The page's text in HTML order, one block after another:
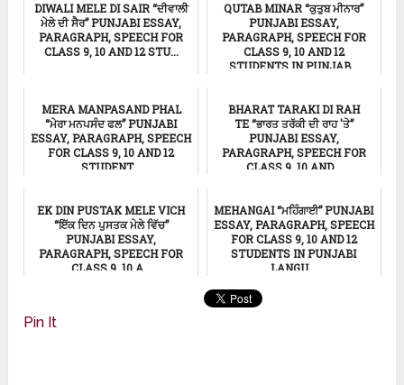
DIWALI MELE DI SAIR “ਦੀਵਾਲੀ
ਮੇਲੇ ਦੀ ਸੈਰ” PUNJABI ESSAY,
PARAGRAPH, SPEECH FOR
CLASS 9, 10 AND 12 STU...
QUTAB MINAR “ਕੁਤੁਬ ਮੀਨਾਰ”
PUNJABI ESSAY,
PARAGRAPH, SPEECH FOR
CLASS 9, 10 AND 12
STUDENTS IN PUNJAB...
MERA MANPASAND PHAL
“ਮੇਰਾ ਮਨਪਸੰਦ ਫਲ” PUNJABI
ESSAY, PARAGRAPH, SPEECH
FOR CLASS 9, 10 AND 12
STUDENT...
BHARAT TARAKI DI RAH
TE “ਭਾਰਤ ਤਰੱਕੀ ਦੀ ਰਾਹ 'ਤੇ”
PUNJABI ESSAY,
PARAGRAPH, SPEECH FOR
CLASS 9, 10 AND...
EK DIN PUSTAK MELE VICH
“ਇੱਕ ਦਿਨ ਪੁਸਤਕ ਮੇਲੇ ਵਿੱਚ”
PUNJABI ESSAY,
PARAGRAPH, SPEECH FOR
CLASS 9, 10 A...
MEHANGAI “ਮਹਿੰਗਾਈ” PUNJABI
ESSAY, PARAGRAPH, SPEECH
FOR CLASS 9, 10 AND 12
STUDENTS IN PUNJABI
LANGU...
Pin It